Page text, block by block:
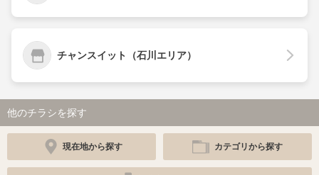
チャンスイット（石川エリア）
他のチラシを探す
現在地から探す カテゴリから探す